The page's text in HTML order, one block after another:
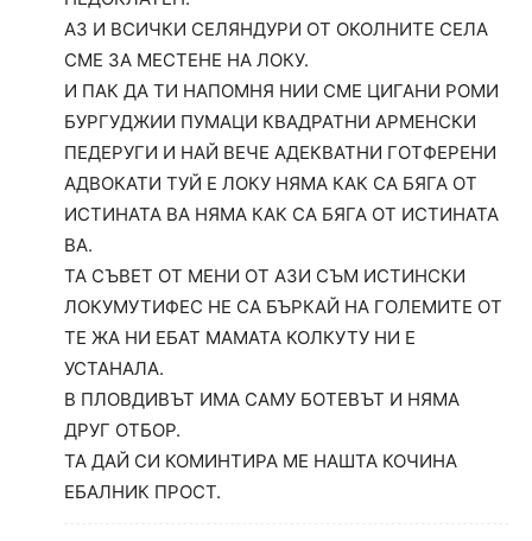
АЗ И ВСИЧКИ СЕЛЯНДУРИ ОТ ОКОЛНИТЕ СЕЛА
СМЕ ЗА МЕСТЕНЕ НА ЛОКУ.
И ПАК ДА ТИ НАПОМНЯ НИИ СМЕ ЦИГАНИ РОМИ
БУРГУДЖИИ ПУМАЦИ КВАДРАТНИ АРМЕНСКИ
ПЕДЕРУГИ И НАЙ ВЕЧЕ АДЕКВАТНИ ГОТФЕРЕНИ
АДВОКАТИ ТУЙ Е ЛОКУ НЯМА КАК СА БЯГА ОТ
ИСТИНАТА ВА НЯМА КАК СА БЯГА ОТ ИСТИНАТА
ВА.
ТА СЪВЕТ ОТ МЕНИ ОТ АЗИ СЪМ ИСТИНСКИ
ЛОКУМУТИФЕС НЕ СА БЪРКАЙ НА ГОЛЕМИТЕ ОТ
ТЕ ЖА НИ ЕБАТ МАМАТА КОЛКУТУ НИ Е
УСТАНАЛА.
В ПЛОВДИВЪТ ИМА САМУ БОТЕВЪТ И НЯМА
ДРУГ ОТБОР.
ТА ДАЙ СИ КОМИНТИРА МЕ НАШТА КОЧИНА
ЕБАЛНИК ПРОСТ.